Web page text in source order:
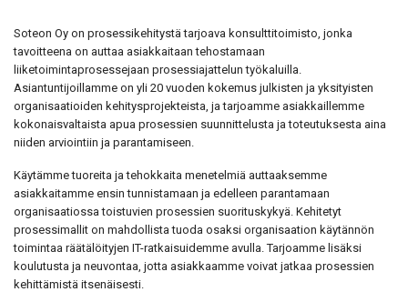
Soteon Oy on prosessikehitystä tarjoava konsulttitoimisto, jonka
tavoitteena on auttaa asiakkaitaan tehostamaan
liiketoimintaprosessejaan prosessiajattelun työkaluilla.
Asiantuntijoillamme on yli 20 vuoden kokemus julkisten ja yksityisten
organisaatioiden kehitysprojekteista, ja tarjoamme asiakkaillemme
kokonaisvaltaista apua prosessien suunnittelusta ja toteutuksesta aina
niiden arviointiin ja parantamiseen.
Käytämme tuoreita ja tehokkaita menetelmiä auttaaksemme
asiakkaitamme ensin tunnistamaan ja edelleen parantamaan
organisaatiossa toistuvien prosessien suorituskykyä. Kehitetyt
prosessimallit on mahdollista tuoda osaksi organisaation käytännön
toimintaa räätälöityjen IT-ratkaisuidemme avulla. Tarjoamme lisäksi
koulutusta ja neuvontaa, jotta asiakkaamme voivat jatkaa prosessien
kehittämistä itsenäisesti.